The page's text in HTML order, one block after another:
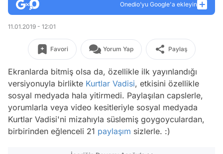
Onedio’yu Google'a ekleyin
11.01.2019 - 12:01
Favori Yorum Yap Paylaş
Ekranlarda bitmiş olsa da, özellikle ilk yayınlandığı
versiyonuyla birlikte Kurtlar Vadisi, etkisini özellikle
sosyal medyada hala yitirmedi. Paylaşılan capslerle,
yorumlarla veya video kesitleriyle sosyal medyada
Kurtlar Vadisi'ni mizahıyla süslemiş goygoyculardan,
birbirinden eğlenceli 21 paylaşım sizlerle. :)